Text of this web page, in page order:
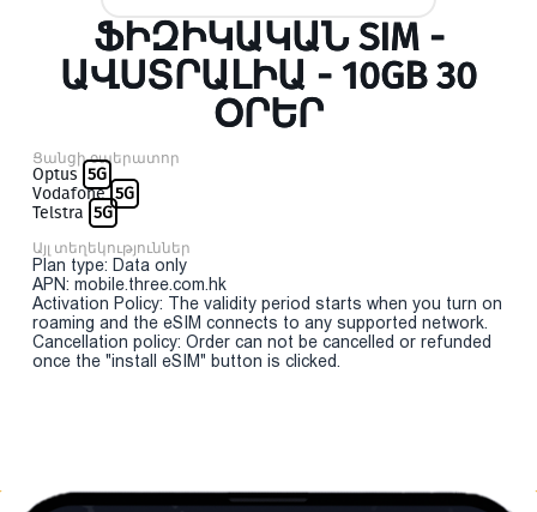
ՖԻԶԻԿԱԿԱՆ SIM -
ԱՎՍՏՐԱԼԻԱ - 10GB 30
ՕՐԵՐ
Ցանցի օպերատոր
Optus 5G
Vodafone 5G
Telstra 5G
Այլ տեղեկություններ
Plan type: Data only
APN: mobile.three.com.hk
Activation Policy: The validity period starts when you turn on
roaming and the eSIM connects to any supported network.
Cancellation policy: Order can not be cancelled or refunded
once the "install eSIM" button is clicked.